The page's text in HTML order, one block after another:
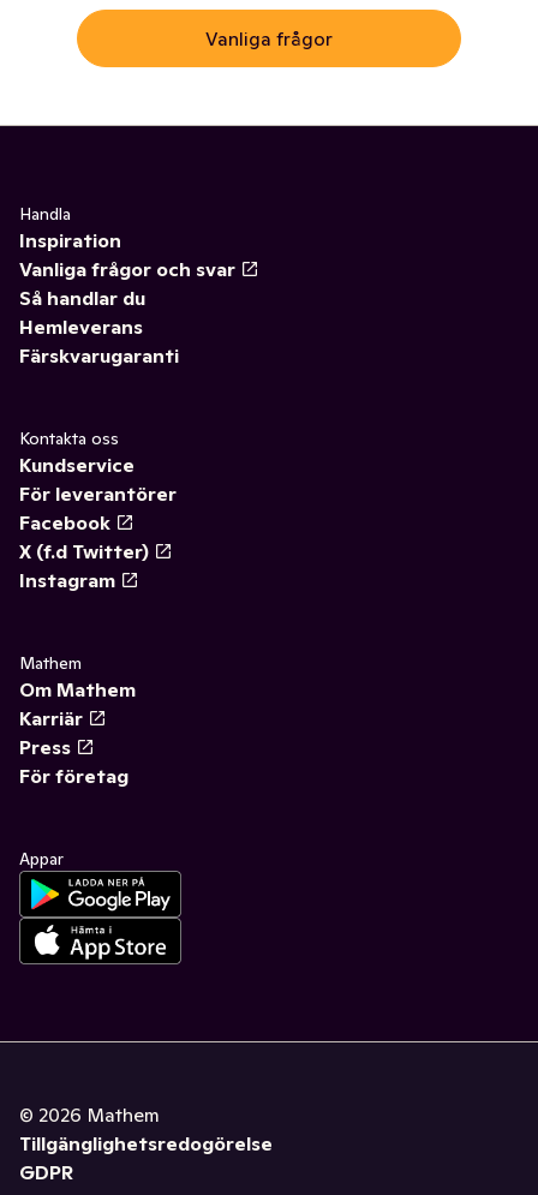
Vanliga frågor
Handla
Inspiration
Vanliga frågor och svar
Så handlar du
Hemleverans
Färskvarugaranti
Kontakta oss
Kundservice
För leverantörer
Facebook
X (f.d Twitter)
Instagram
Mathem
Om Mathem
Karriär
Press
För företag
Appar
© 2026 Mathem
Tillgänglighetsredogörelse
GDPR